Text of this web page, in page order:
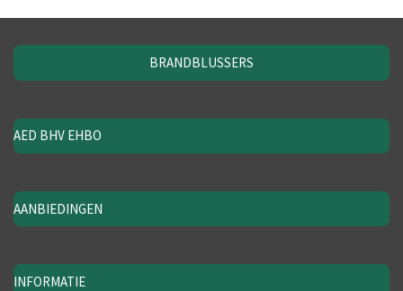
BRANDBLUSSERS
AED BHV EHBO
AANBIEDINGEN
INFORMATIE